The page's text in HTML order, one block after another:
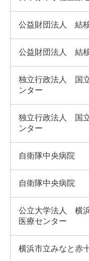
公益財団法人 結
公益財団法人 結
独立行政法人 国
ンター
独立行政法人 国
ンター
自衛隊中央病院
自衛隊中央病院
公立大学法人 横
医療センター
横浜市立みなと赤